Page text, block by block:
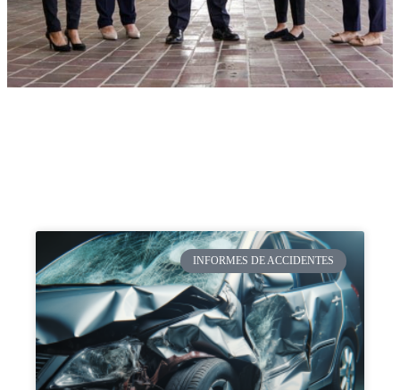
INFORMES DE ACCIDENTES